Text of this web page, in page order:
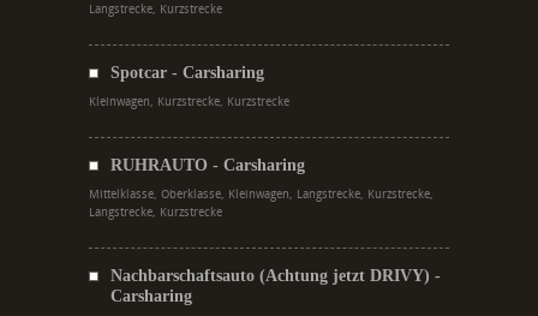
Langstrecke, Kurzstrecke
Spotcar - Carsharing
Kleinwagen, Kurzstrecke, Kurzstrecke
RUHRAUTO - Carsharing
Mittelklasse, Oberklasse, Kleinwagen, Langstrecke, Kurzstrecke,
Langstrecke, Kurzstrecke
Nachbarschaftsauto (Achtung jetzt DRIVY) -
Carsharing